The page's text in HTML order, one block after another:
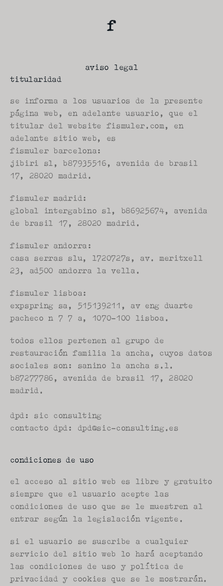
aviso legal
titularidad
se informa a los usuarios de la presente
página web, en adelante usuario, que el
titular del website fismuler.com, en
adelante sitio web, es
fismuler barcelona:
jibiri sl, b87935516, avenida de brasil
17, 28020 madrid.
fismuler madrid:
global intergabino sl, b86925674, avenida
de brasil 17, 28020 madrid.
fismuler andorra:
casa serras slu, l720727s, av. meritxell
23, ad500 andorra la vella.
fismuler lisboa:
expspring sa, 515139211, av eng duarte
pacheco n 7 7 a, 1070-100 lisboa.
todos ellos pertenen al grupo de
restauración familia la ancha, cuyos datos
sociales son: sanino la ancha s.l.
b87277786, avenida de brasil 17, 28020
madrid.
dpd: sic consulting
contacto dpd: dpd@sic-consulting.es
condiciones de uso
el acceso al sitio web es libre y gratuito
siempre que el usuario acepte las
condiciones de uso que se le muestren al
entrar según la legislación vigente.
si el usuario se suscribe a cualquier
servicio del sitio web lo hará aceptando
las condiciones de uso y política de
privacidad y cookies que se le mostrarán.